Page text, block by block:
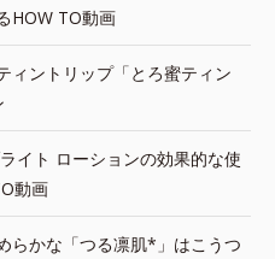
HOW TO動画
ィントリップ「とろ蜜ティン
イト ローションの効果的な使
動画
らかな「つる凛肌*」はこうつ